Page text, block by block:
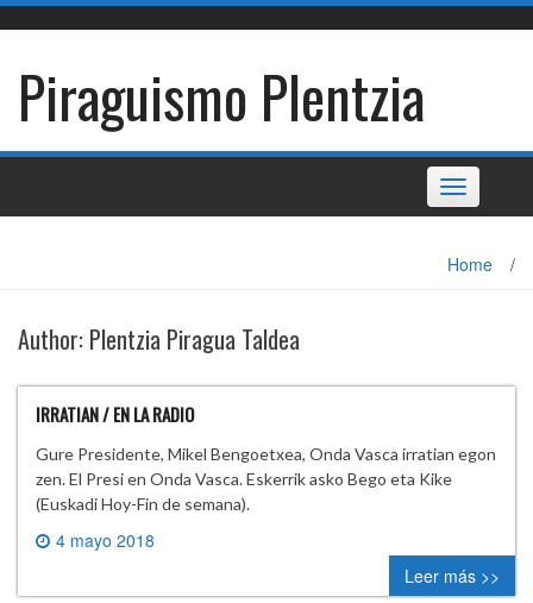
Skip
to
Piraguismo Plentzia
Toggle
navigation
Home /
Author: Plentzia Piragua Taldea
IRRATIAN / EN LA RADIO
Gure Presidente, Mikel Bengoetxea, Onda Vasca irratian egon
zen. El Presi en Onda Vasca. Eskerrik asko Bego eta Kike
(Euskadi Hoy-Fin de semana).
4 mayo 2018
0 comment
Leer más >>